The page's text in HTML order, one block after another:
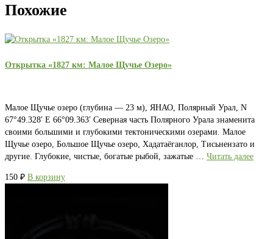
Похожие
Открытка «1827 км: Малое Щучье Озеро»
Малое Щучье озеро (глубина — 23 м), ЯНАО, Полярный Урал, N
67°49.328′ E 66°09.363′ Северная часть Полярного Урала знаменита
своими большими и глубокими тектоническими озерами. Малое
Щучье озеро, Большое Щучье озеро, Хадатаёганлор, Тисьнензато и
другие. Глубокие, чистые, богатые рыбой, зажатые … Читать далее
150 ₽ В корзину